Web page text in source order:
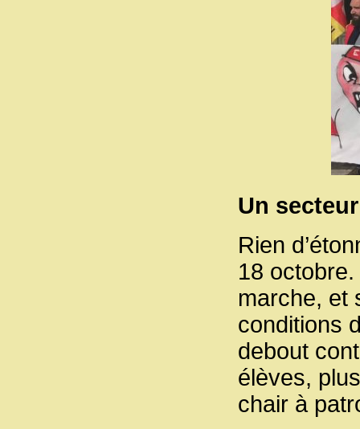
Un
Rien
18
marche, et
conditions
debout
élèves,
chair à